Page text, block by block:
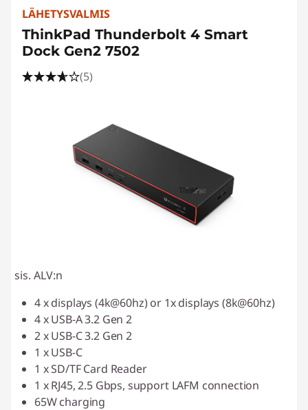
LÄHETYSVALMIS
ThinkPad Thunderbolt 4 Smart
Dock Gen2 7502
(5)
sis. ALV:n
4 x displays (4k@60hz) or 1x displays (8k@60hz)
4 x USB-A 3.2 Gen 2
2 x USB-C 3.2 Gen 2
1 x USB-C
1 x SD/TF Card Reader
1 x RJ45, 2.5 Gbps, support LAFM connection
65W charging